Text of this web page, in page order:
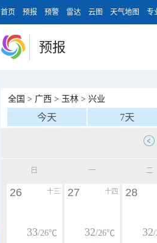
首页 预报 预警 雷达 云图 天气地图 专
预报
全国 > 广西 > 玉林 > 兴业
今天 7天
日 一 二
十三
26
33/26℃
十四
27
32/26℃
28
32